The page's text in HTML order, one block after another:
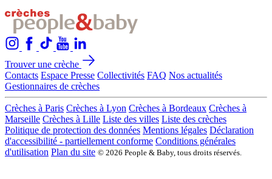
Trouver une crèche
Contacts Espace Presse Collectivités FAQ Nos actualités
Gestionnaires de crèches
Crèches à Paris Crèches à Lyon Crèches à Bordeaux Crèches à
Marseille Crèches à Lille Liste des villes Liste des crèches
Politique de protection des données Mentions légales Déclaration
d'accessibilité - partiellement conforme Conditions générales
d'utilisation Plan du site © 2026 People & Baby, tous droits réservés.